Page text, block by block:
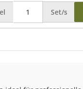
Set/s